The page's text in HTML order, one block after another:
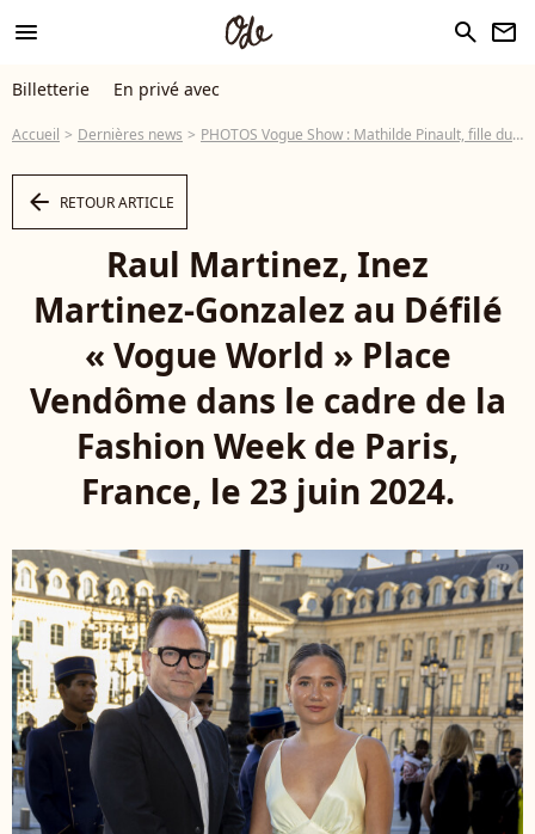
menu search newsletter
Billetterie En privé avec
Accueil Dernières news PHOTOS Vogue Show : Mathilde Pinault, fille du milliardaire français, tout en dentelle comme une autre star hollywoodienne
arrow_left RETOUR ARTICLE
Raul Martinez, Inez
Martinez-Gonzalez au Défilé
« Vogue World » Place
Vendôme dans le cadre de la
Fashion Week de Paris,
France, le 23 juin 2024.